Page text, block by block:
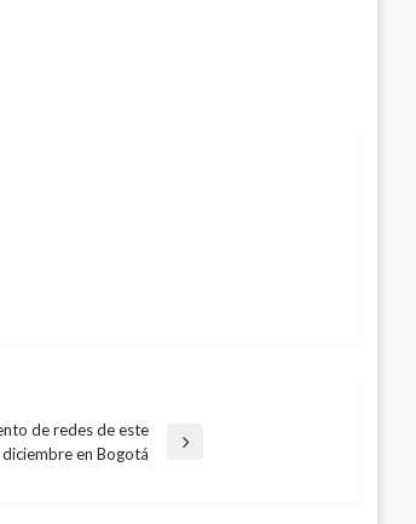
de redes de este
en Bogotá